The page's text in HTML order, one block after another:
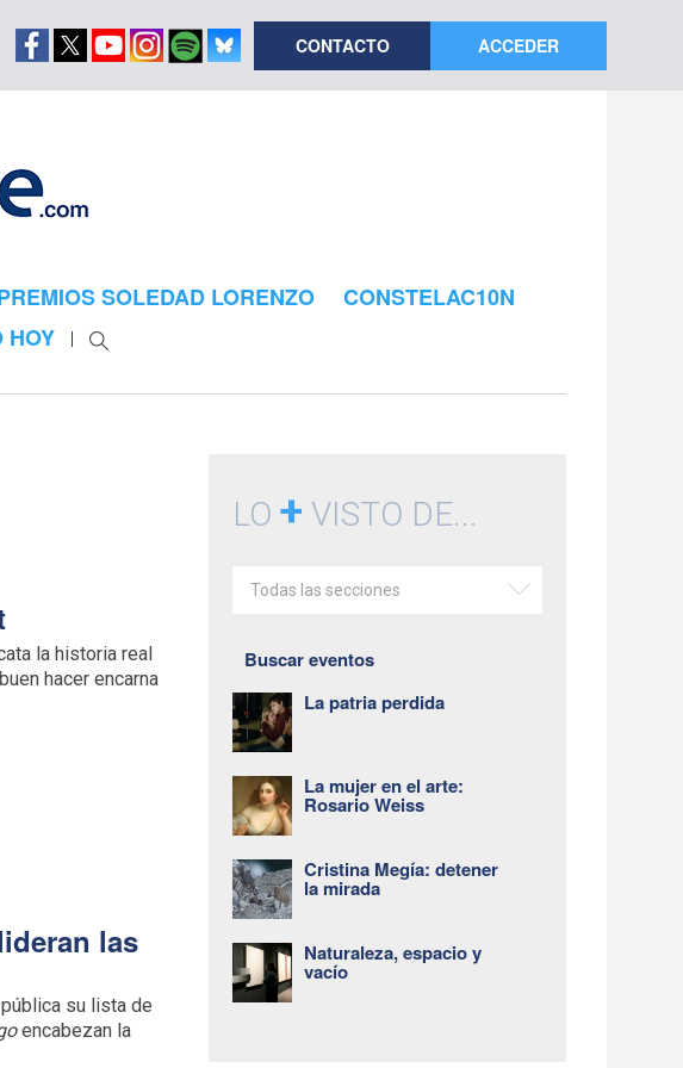
CONTACTO ACCEDER
SOLEDAD LORENZO
CONSTELAC10N
HOY
la historia real
hacer encarna
las
su lista de
encabezan la
LO+ VISTO DE...
Todas las secciones
Buscar eventos
La patria perdida
La mujer en el arte:
Rosario Weiss
Cristina Megía: detener
la mirada
Naturaleza, espacio y
vacío